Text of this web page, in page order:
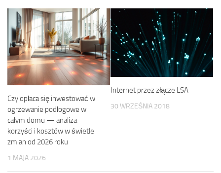
Czy opłaca się inwestować w
ogrzewanie podłogowe w
całym domu — analiza
korzyści i kosztów w świetle
zmian od 2026 roku
1 MAJA 2026
Internet przez złącze LSA
30 WRZEŚNIA 2018